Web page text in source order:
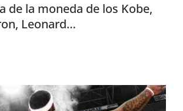
de la moneda de los Kobe,
Leonard…